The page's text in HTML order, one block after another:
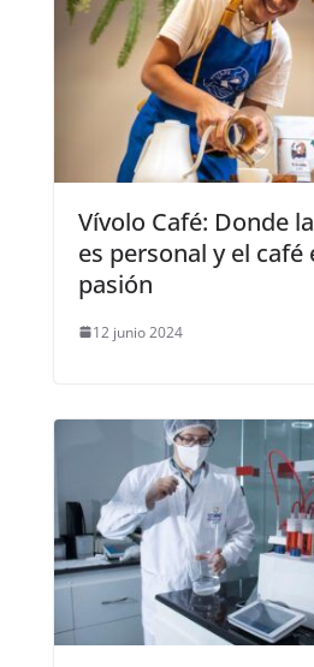
Vívolo Café: Donde
es personal y el café
pasión
12 junio 2024